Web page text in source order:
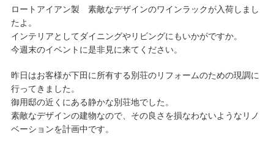
ロートアイアン製 素敵なデザインのワインラックが入荷しまし
たよ。
インテリアとしてダイニングやリビングにもいかがですか。
今週末のイベントに是非見に来てください。
昨日はお客様が下田に所有する別荘のリフォームのための現調に
行ってきました。
御用邸の近くにある静かな別荘地でした。
素敵なデザインの建物なので、その良さを損なわないようなリノ
ベーションを計画中です。